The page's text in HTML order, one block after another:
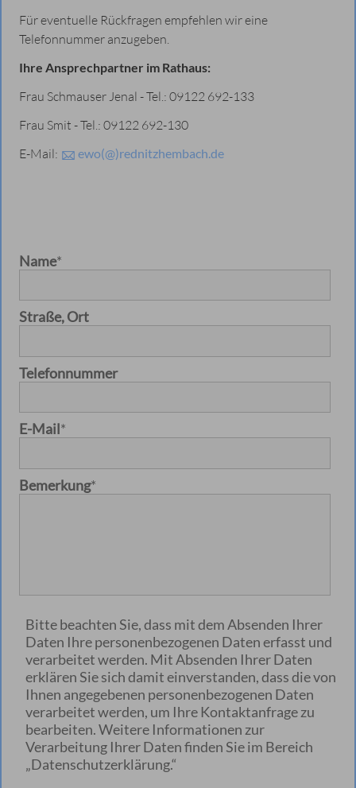
Für eventuelle Rückfragen empfehlen wir eine
Telefonnummer anzugeben.
Ihre Ansprechpartner im Rathaus:
Frau Schmauser Jenal - Tel.: 09122 692-133
Frau Smit - Tel.: 09122 692-130
E-Mail:
ewo(@)rednitzhembach.de
Name*
Straße, Ort
Telefonnummer
E-Mail*
Bemerkung*
Bitte beachten Sie, dass mit dem Absenden Ihrer
Daten Ihre personenbezogenen Daten erfasst und
verarbeitet werden. Mit Absenden Ihrer Daten
erklären Sie sich damit einverstanden, dass die von
Ihnen angegebenen personenbezogenen Daten
verarbeitet werden, um Ihre Kontaktanfrage zu
bearbeiten. Weitere Informationen zur
Verarbeitung Ihrer Daten finden Sie im Bereich
„Datenschutzerklärung.“